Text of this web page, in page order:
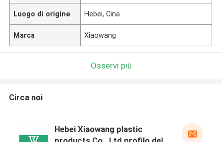
Luogo di origine Hebei, Cina
Marca Xiaowang
Osservi più
Circa noi
Hebei Xiaowang plastic